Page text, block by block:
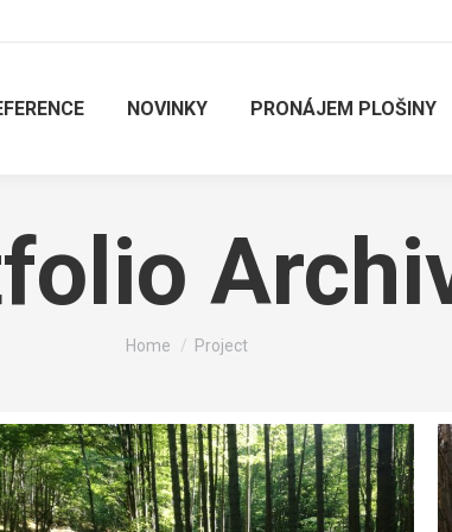
NOVINKY PRONÁJEM PLOŠINY
You are here:
Home Project